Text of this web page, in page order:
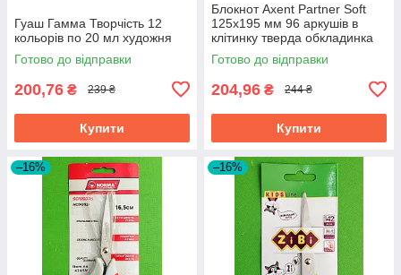
Гуаш Гамма Творчість 12
кольорів по 20 мл художня
Готово до відправки
200,76 ₴ 239 ₴
Купити
Блокнот Axent Partner Soft
125х195 мм 96 аркушів в
клітинку тверда обкладинка
синій
Готово до відправки
204,96 ₴ 244 ₴
Купити
–16% –16%